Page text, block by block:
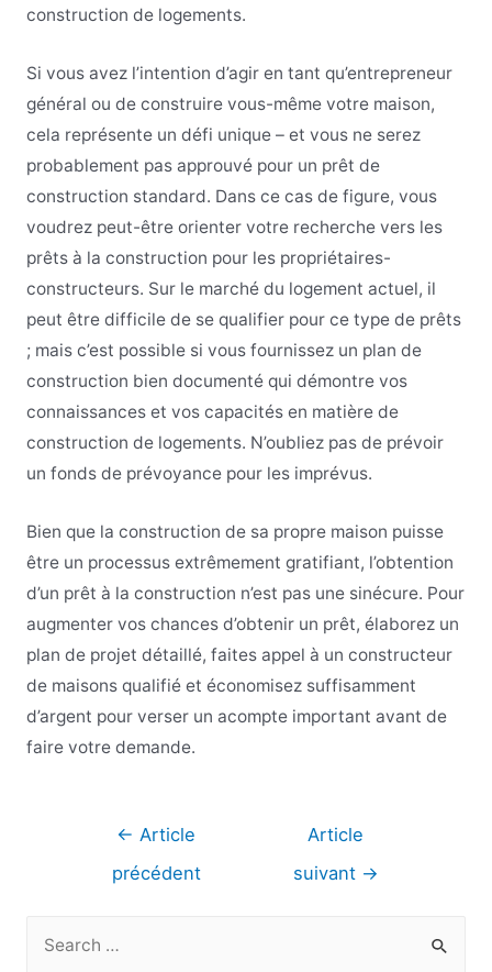
construction de logements.
Si vous avez l’intention d’agir en tant qu’entrepreneur
général ou de construire vous-même votre maison,
cela représente un défi unique – et vous ne serez
probablement pas approuvé pour un prêt de
construction standard. Dans ce cas de figure, vous
voudrez peut-être orienter votre recherche vers les
prêts à la construction pour les propriétaires-
constructeurs. Sur le marché du logement actuel, il
peut être difficile de se qualifier pour ce type de prêts
; mais c’est possible si vous fournissez un plan de
construction bien documenté qui démontre vos
connaissances et vos capacités en matière de
construction de logements. N’oubliez pas de prévoir
un fonds de prévoyance pour les imprévus.
Bien que la construction de sa propre maison puisse
être un processus extrêmement gratifiant, l’obtention
d’un prêt à la construction n’est pas une sinécure. Pour
augmenter vos chances d’obtenir un prêt, élaborez un
plan de projet détaillé, faites appel à un constructeur
de maisons qualifié et économisez suffisamment
d’argent pour verser un acompte important avant de
faire votre demande.
Navigation
l’article
← Article
précédent
Article
suivant →